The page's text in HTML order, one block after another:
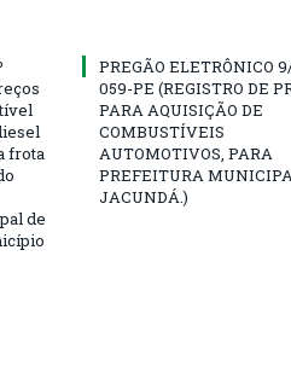
frota
de
PREGÃO ELETRÔNICO
059-PE (REGISTRO DE
PARA AQUISIÇÃO DE
COMBUSTÍVEIS
AUTOMOTIVOS, PARA
PREFEITURA
JACUNDÁ.)